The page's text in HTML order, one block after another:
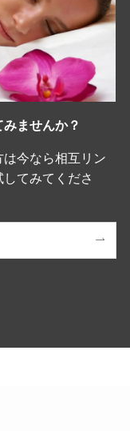
ませんか？
今なら相互リン
てみてくださ